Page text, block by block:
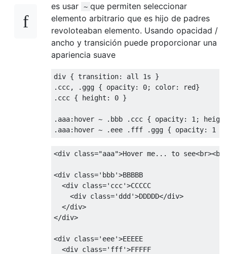
50%
background:blue;}
100% { background :green;}
}
a:hover + div{
}
</style>
</head>
<a href="#" > Hover over me!</a>
<div> the color is changing now </div>
</body>
es usar
~ que permiten seleccionar
elemento arbitrario que es hijo de padres
revoloteaban elemento. Usando opacidad /
ancho y transición puede proporcionar una
apariencia suave
div { transition: all 1s
}
. ccc, . ggg { opacity: 0; color: red}
. ccc { height : 0 }
. aaa: hover ~ . bbb . ccc { opacity: 1 ;
. aaa: hover ~ . eee . fff . ggg { opacity: 1
<div class="aaa">Hover me... to see
<div class='bbb'>BBBBB
<div class='ccc'>CCCCC
<div class='ddd'>DDDDD</div>
</div>
</div>
<div class='eee'>EEEEE
<div class='fff'>FFFFF